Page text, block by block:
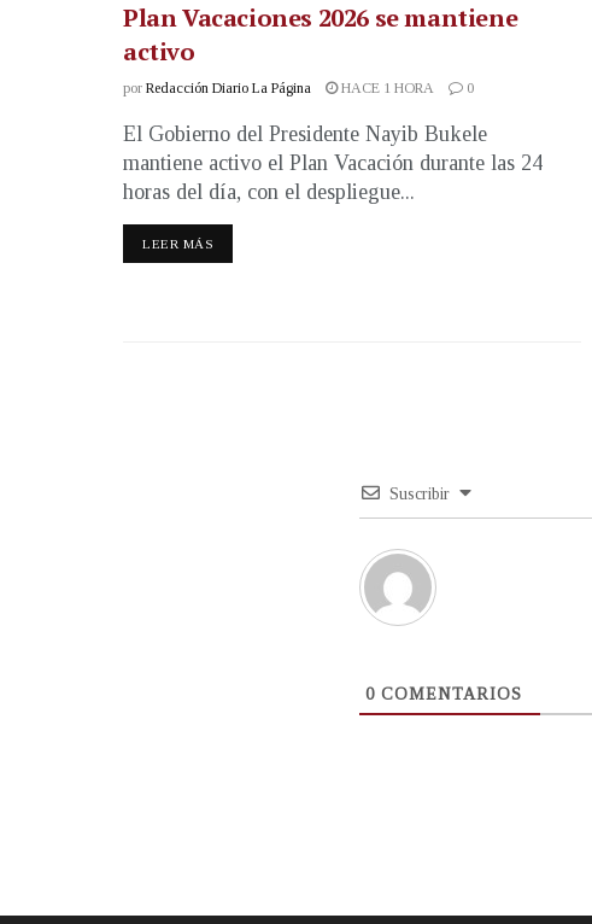
Plan Vacaciones 2026 se mantiene
activo
por Redacción Diario La Página HACE 1 HORA 0
El Gobierno del Presidente Nayib Bukele
mantiene activo el Plan Vacación durante las 24
horas del día, con el despliegue...
LEER MÁS
Suscribir
0 COMENTARIOS